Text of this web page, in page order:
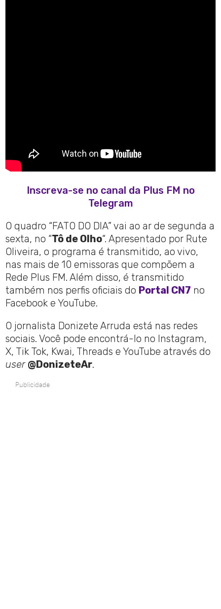
Inscreva-se no canal da Plus FM no
Telegram
O quadro “FATO DO DIA” vai ao ar de segunda a
sexta, no “Tô de Olho“. Apresentado por Rute
Oliveira, o programa é transmitido, ao vivo,
nas mais de 10 emissoras que compõem a
Rede Plus FM. Além disso, é transmitido
também nos perfis oficiais do Portal CN7 no
Facebook e YouTube.
O jornalista Donizete Arruda está nas redes
sociais. Você pode encontrá-lo no Instagram,
X, Tik Tok, Kwai, Threads e YouTube através do
user @DonizeteAr.
Publicidade